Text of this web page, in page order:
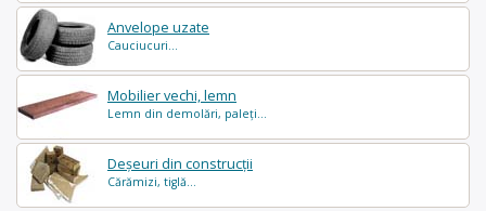
Anvelope uzate
Cauciucuri...
Mobilier vechi, lemn
Lemn din demolări, paleți...
Deșeuri din construcții
Cărămizi, tiglă...